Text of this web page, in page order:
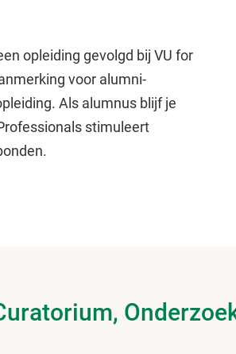
opleiding gevolgd bij VU for
voor alumni-
Als alumnus blijf je
stimuleert